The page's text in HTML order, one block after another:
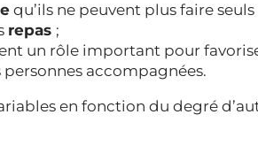
qu’ils ne peuvent plus faire seuls
repas ;
un rôle important pour
personnes accompagnées.
en fonction du degré